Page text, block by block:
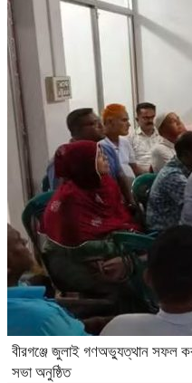
বীরগঞ্জে জুলাই গণঅভ্যুত্থান সফল
সভা অনুষ্ঠিত